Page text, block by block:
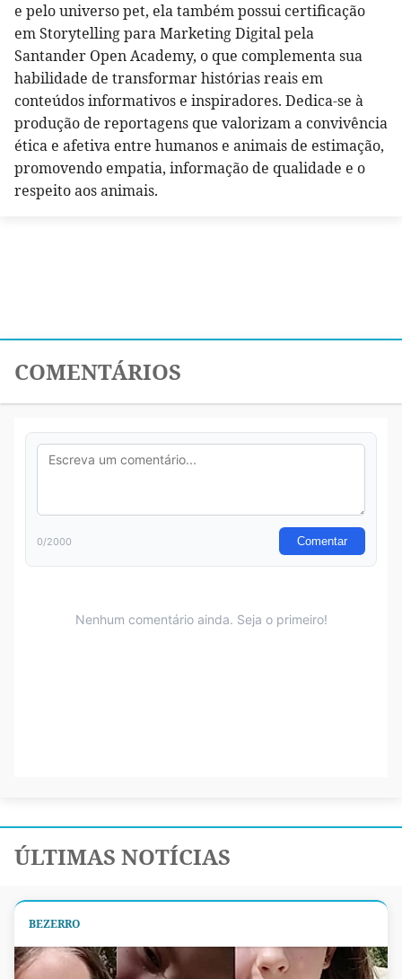
e pelo universo pet, ela também possui certificação
em Storytelling para Marketing Digital pela
Santander Open Academy, o que complementa sua
habilidade de transformar histórias reais em
conteúdos informativos e inspiradores. Dedica-se à
produção de reportagens que valorizam a convivência
ética e afetiva entre humanos e animais de estimação,
promovendo empatia, informação de qualidade e o
respeito aos animais.
COMENTÁRIOS
ÚLTIMAS NOTÍCIAS
BEZERRO